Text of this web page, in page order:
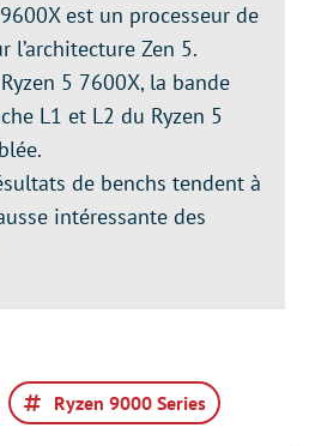
9600X est un processeur de
l’architecture Zen 5.
5 7600X, la bande
L1 et L2 du Ryzen 5
de benchs tendent à
intéressante des
Ryzen 9000 Series